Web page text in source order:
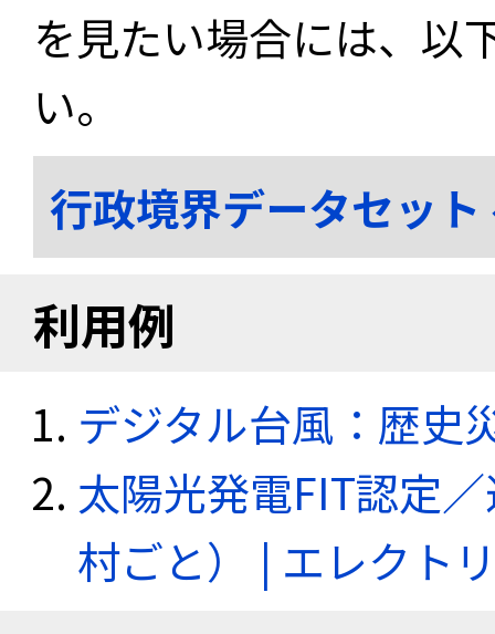
を見たい場合には、以
い。
行政境界データセッ
利用例
デジタル台風：歴史
太陽光発電FIT認定
村ごと） | エレクト